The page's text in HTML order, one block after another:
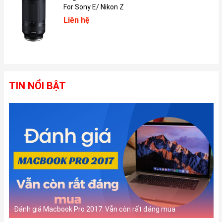
hình Liquid Retina trên iPad Pro 2020 là một trong những màn
hình tốt nhất ở thời điểm đó. Màu sắc hiển thị tươi sáng, số
lượng màu rộng và sử dụng công nghệ ProMotion để tự động
Màn hình có độ phân giải 2732 x 2048 và tỷ lệ điểm ảnh là 264
ppi. Độ sáng màn hình lên tới 600 nits, độ phản xạ 1,8% và có lớp
phủ chống phản xạ, chống hiển thị vân tay khi sử dụng.
Camera 12 MB, Camera TrueDepth và Face ID
For Sony E/ Nikon Z
Liên hệ
TIN NỔI BẬT
Đánh giá Macbook Pro 2017: Vẫn còn rất đáng mua